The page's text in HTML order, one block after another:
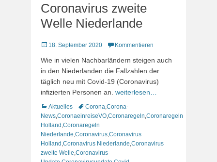
Coronavirus zweite
Welle Niederlande
Veröffentlicht
18. September 2020 Kommentieren
Wie in vielen Nachbarländern steigen auch
in den Niederlanden die Fallzahlen der
täglich neu mit Covid-19 (Coronavirus)
infizierten Personen an. weiterlesen…
Kategorien
Aktuelles Schlagworte
Corona Corona-
News CoronaeinreiseVO Coronaregeln Coronaregeln
Holland Coronaregeln
Niederlande Coronavirus Coronavirus
Holland Coronavirus Niederlande Coronavirus
zweite Welle Coronavirus-